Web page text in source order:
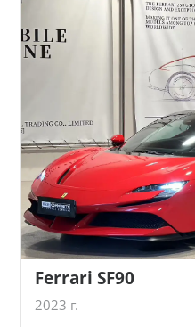
Ferrari SF90
2023 г.